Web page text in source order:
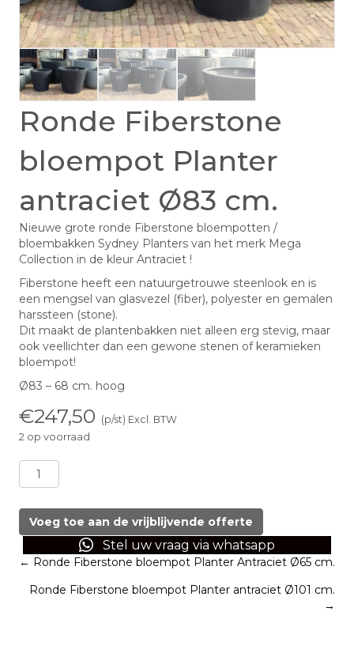
Ronde Fiberstone
bloempot Planter
antraciet Ø83 cm.
Nieuwe grote ronde Fiberstone bloempotten /
bloembakken Sydney Planters van het merk Mega
Collection in de kleur Antraciet !
Fiberstone heeft een natuurgetrouwe steenlook en is
een mengsel van glasvezel (fiber), polyester en gemalen
harssteen (stone).
Dit maakt de plantenbakken niet alleen erg stevig, maar
ook veellichter dan een gewone stenen of keramieken
bloempot!
Ø83 – 68 cm. hoog
€247,50 (p/st) Excl. BTW
2 op voorraad
Ronde
Fiberstone
Planter
antraciet
cm.
Voeg toe aan de vrijblijvende offerte
Stel uw vraag via whatsapp
Posts
navigation
← Ronde Fiberstone bloempot Planter Antraciet Ø65 cm.
Ronde Fiberstone bloempot Planter antraciet Ø101 cm.
→